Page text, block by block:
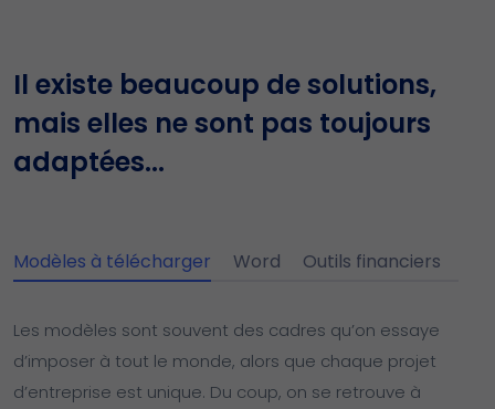
Il existe beaucoup de solutions,
mais elles ne sont pas toujours
adaptées...
Modèles à télécharger Word Outils financiers
Les modèles sont souvent des cadres qu’on essaye
d’imposer à tout le monde, alors que chaque projet
d’entreprise est unique. Du coup, on se retrouve à